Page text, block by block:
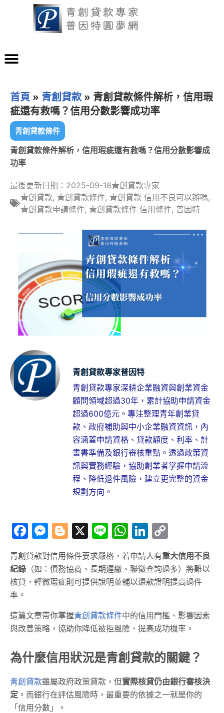
首頁 » 青創貸款» 青創貸款條件解析，信用瑕
疵還有救嗎？信用分數影響成功率
青創貸款條件
青創貸款條件解析，信用瑕疵還有救嗎？信用分數影響成
功率
最後更新日期：2025-09-18青創貸款專家
青創貸款, 青創貸款條件, 青創貸款 信用不良可以辦嗎,
青創貸款申請條件, 青創貸款條件 信用條件, 普因特
青創貸款專家普因特
青創貸款專家深耕企業融資與創業資金
顧問領域超過30年，累計協助申請資金
超過600億元。專注整理青年創業貸
款、政府補助與中小企業融資資訊，內
容涵蓋申請資格、貸款額度、利率、計
畫書準備及銀行審核重點。透過政策資
訊與實務經驗，協助創業者掌握申請流
程、降低退件風險，建立更完整的資金
規劃方向。
Facebook
Messenger
Blogger
X LineWhatsApp
LinkedIn
Link
青創貸款對信用條件要求嚴格，若申請人有重大信用不良
紀錄 （如：債務協商、長期遲繳、聯徵查詢過多）將難以
核貸，輕微瑕疵則可提供說明並輔以還款證明提高過件
率。
這篇文章帶你掌握青創貸款條件中的信用門檻、影響因素
與改善策略，協助你降低被拒風險、提高成功機率。
為什麼信用狀況是青創貸款的關鍵？
青創貸款雖屬政府政策貸款，但實際核貸仍由銀行審核決
定 。而銀行在評估風險時，最重要的依據之一就是你的
「信用分數」。